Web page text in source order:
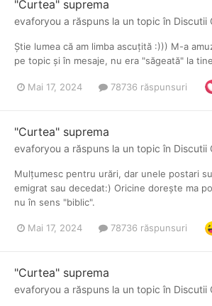
"Curtea" suprema
evaforyou a răspuns la un topic în Discutii
Știe lumea că am limba ascuțită :))) M-a
pe topic și în mesaje, nu era "săgeată" la
Mai 17, 2024 78736 răspunsuri
"Curtea" suprema
evaforyou a răspuns la un topic în Discutii
Mulțumesc pentru urări, dar unele postari
emigrat sau decedat:) Oricine dorește ma
nu în sens "biblic".
Mai 17, 2024 78736 răspunsuri
"Curtea" suprema
evaforyou a răspuns la un topic în Discutii